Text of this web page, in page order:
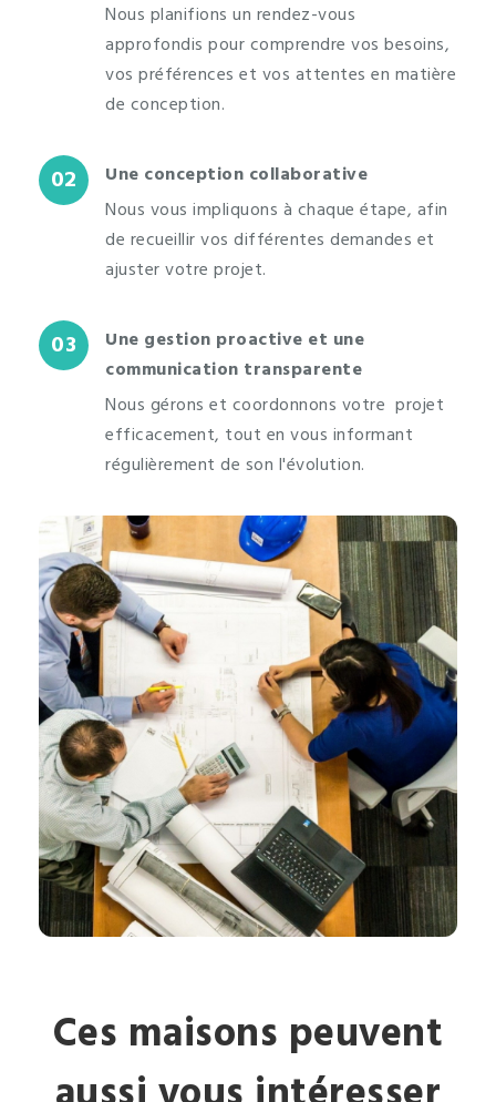
Nous planifions un rendez-vous
approfondis pour comprendre vos besoins,
vos préférences et vos attentes en matière
de conception.
02
Une conception collaborative
Nous vous impliquons à chaque étape, afin
de recueillir vos différentes demandes et
ajuster votre projet.
03
Une gestion proactive et une
communication transparente
Nous gérons et coordonnons votre projet
efficacement, tout en vous informant
régulièrement de son l'évolution.
Ces maisons peuvent